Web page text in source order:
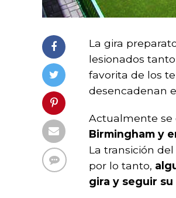
La gira
lesionados
favorita de los
desencadenan
Actualmente se
Birmingham y
La transición
por lo tanto,
gira y seguir